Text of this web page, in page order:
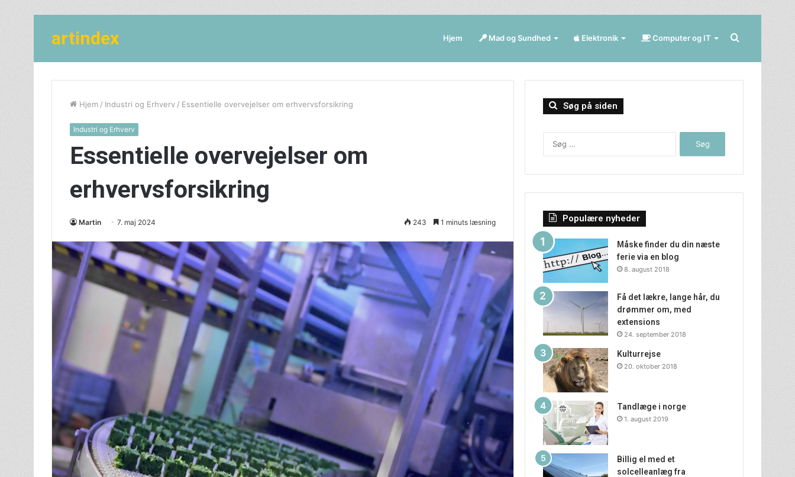
artindex Hjem Mad og Sundhed Elektronik Computer og IT Søg
efter
Hjem / Industri og Erhverv / Essentielle overvejelser om erhvervsforsikring
Industri og Erhverv
Essentielle overvejelser om
erhvervsforsikring
Martin 7. maj 2024 243 1 minuts læsning
Søg på siden
Populære nyheder
Måske finder du din næste
ferie via en blog
8. august 2018
Få det lækre, lange hår, du
drømmer om, med
extensions
24. september 2018
Kulturrejse
20. oktober 2018
Tandlæge i norge
1. august 2019
Billig el med et
solcelleanlæg fra